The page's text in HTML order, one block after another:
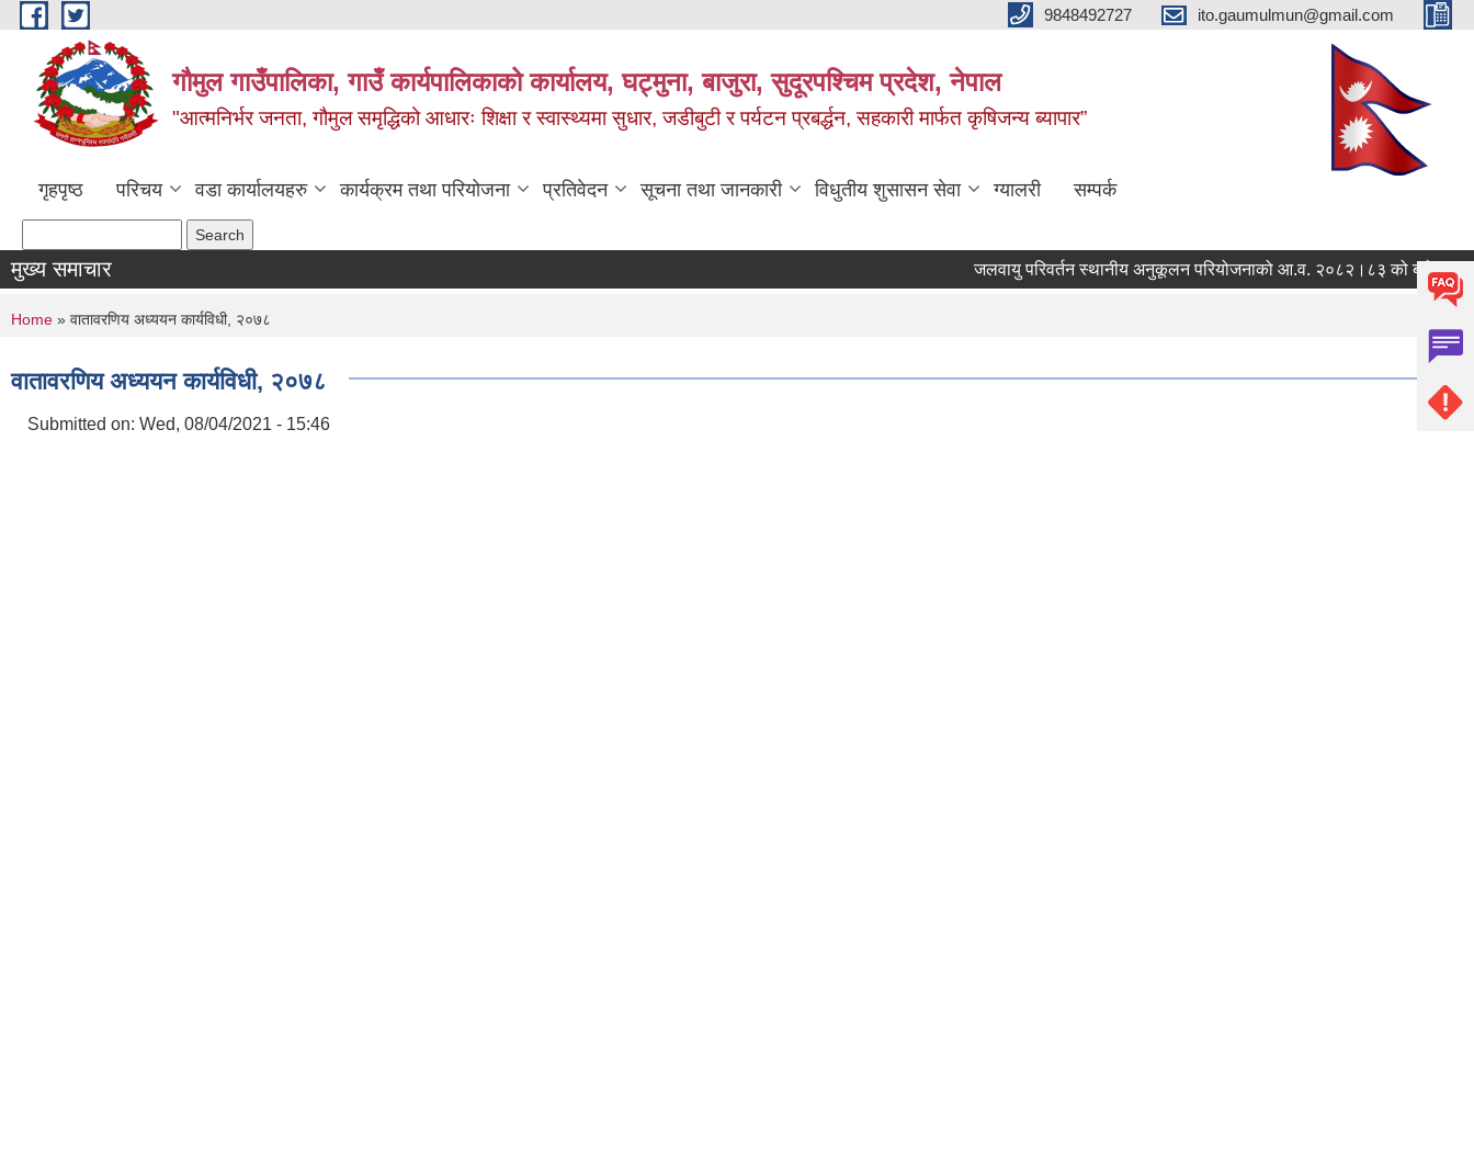
Skip to main content 9848492727 ito.gaumulmun@gmail.com
गौमुल गाउँपालिका, गाउँ कार्यपालिकाको कार्यालय, घट्मुना, बाजुरा, सुदूरपश्चिम प्रदेश, नेपाल
"आत्मनिर्भर जनता, गौमुल समृद्धिको आधारः शिक्षा र स्वास्थ्यमा सुधार, जडीबुटी र पर्यटन प्रबर्द्धन, सहकारी मार्फत कृषिजन्य ब्यापार”
गृहपृष्ठ परिचय वडा कार्यालयहरु कार्यक्रम तथा परियोजना प्रतिवेदन सूचना तथा जानकारी विधुतीय शुसासन सेवा ग्यालरी सम्पर्क
मुख्य समाचार जलवायु परिवर्तन स्थानीय अनुकूलन परियोजनाको आ.व. २०८२।८३ को बजेट तथा
You are here
Home » वातावरणिय अध्ययन कार्यविधी, २०७८
वातावरणिय अध्ययन कार्यविधी, २०७८
Submitted on: Wed, 08/04/2021 - 15:46